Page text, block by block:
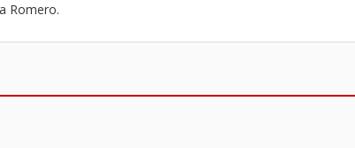
Romero.